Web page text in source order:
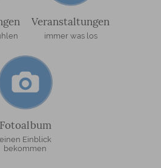
Veranstaltungen
immer was los
Fotoalbum
einen Einblick
bekommen